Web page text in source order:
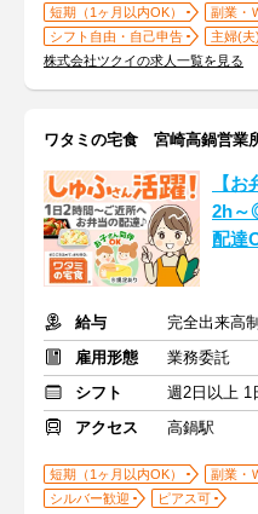
短期（1ヶ月以内OK） 副業・
シフト自由・自己申告
主婦(夫
株式会社ツクイの求人一覧を見る
ワタミの宅食 宮崎高鍋営業所
【
2h～
配達
給与
完全出来高制
雇用形態
業務委託
シフト
週2日以上 1
アクセス
高鍋駅
短期（1ヶ月以内OK） 副業・
シルバー歓迎
ピアス可